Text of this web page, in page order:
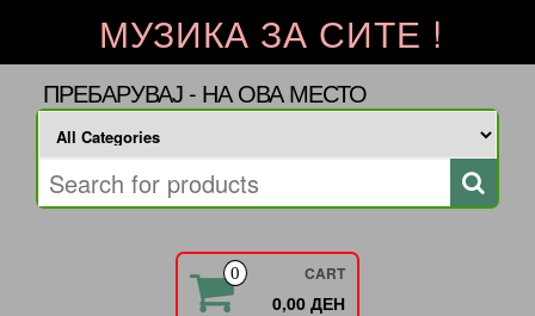
МУЗИКА ЗА СИТЕ !
ПРЕБАРУВАЈ - НА ОВА МЕСТО
0 CART
0,00 ДЕН